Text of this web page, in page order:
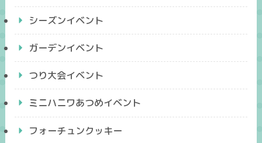
シーズンイベント
ガーデンイベント
つり大会イベント
ミニハニワあつめイベント
フォーチュンクッキー